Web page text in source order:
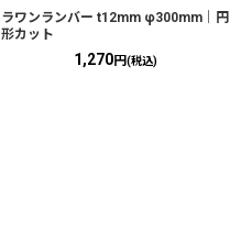
ラワンランバー t12mm φ300mm｜円
形カット
1,270円(税込)